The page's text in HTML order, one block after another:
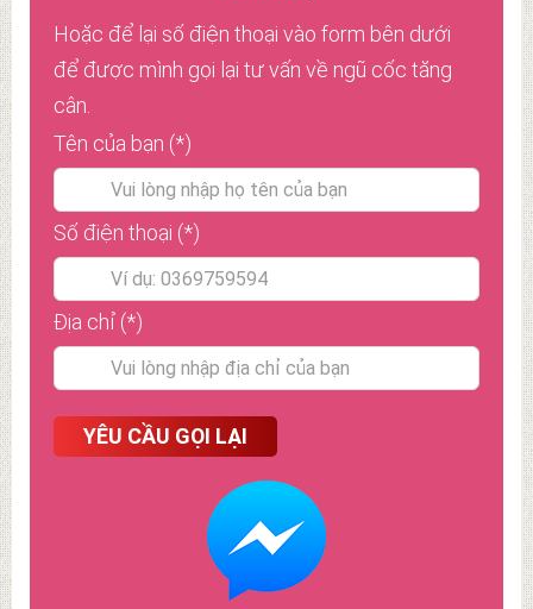
Hoặc để lại số điện thoại vào form bên dưới
để được mình gọi lại tư vấn về ngũ cốc tăng
cân.
Tên của bạn (*)
Số điện thoại (*)
Địa chỉ (*)